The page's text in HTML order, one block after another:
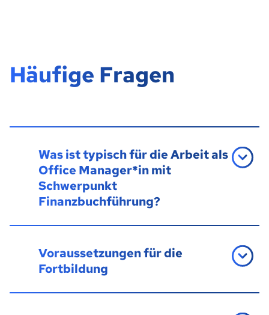
Häufige Fragen
Was ist typisch für die Arbeit als
Office Manager*in mit
Schwerpunkt
Finanzbuchführung?
Voraussetzungen für die
Fortbildung